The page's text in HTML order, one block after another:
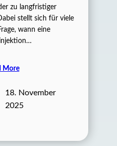
zu langfristiger
stellt sich für viele
wann eine
More
18. November
2025